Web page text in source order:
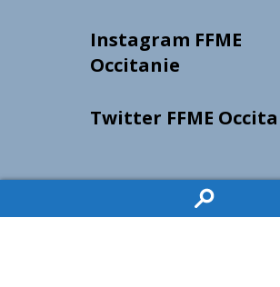
Instagram FFME
Occitanie
Twitter FFME